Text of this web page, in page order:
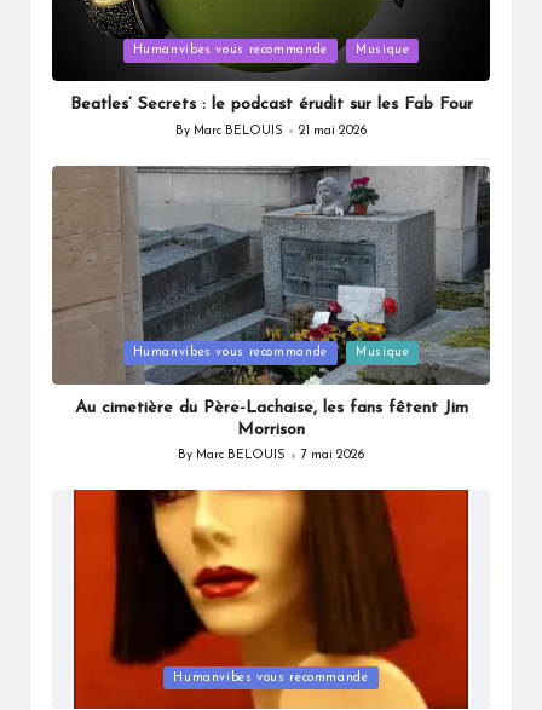
Humanvibes vous recommande Musique
Beatles’ Secrets : le podcast érudit sur les Fab Four
Posted
By Marc BELOUIS 21 mai 2026
Humanvibes vous recommande Musique
Au cimetière du Père-Lachaise, les fans fêtent Jim
Morrison
Posted
By Marc BELOUIS 7 mai 2026
Humanvibes vous recommande